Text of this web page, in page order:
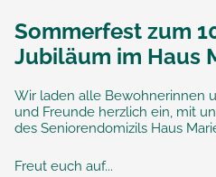
Sommerfest zum
Jubiläum im Haus
Wir laden alle Bewohnerinnen
und Freunde herzlich ein, mit
des Seniorendomizils Haus
Freut euch auf...